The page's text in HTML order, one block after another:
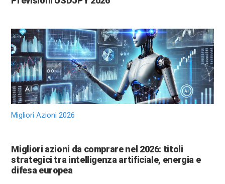
Migliori Azioni 2026
Migliori azioni da comprare nel 2026: titoli
strategici tra intelligenza artificiale, energia e
difesa europea